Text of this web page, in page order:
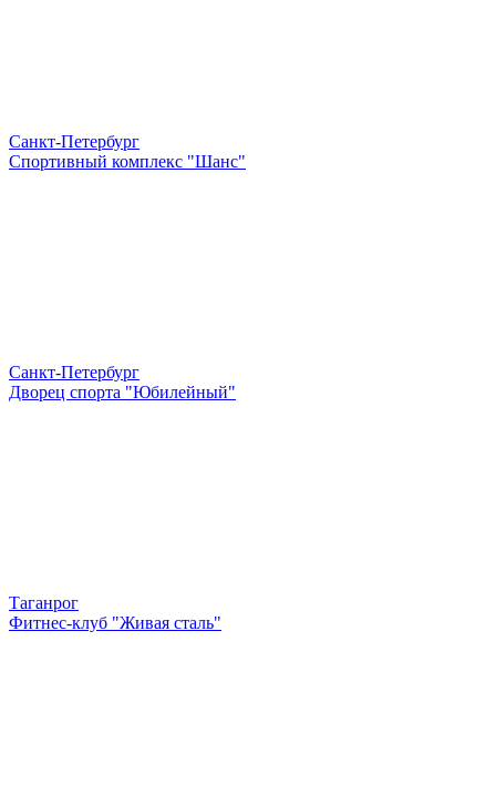
Санкт-Петербург
Спортивный комплекс "Шанс"
Санкт-Петербург
Дворец спорта "Юбилейный"
Таганрог
Фитнес-клуб "Живая сталь"